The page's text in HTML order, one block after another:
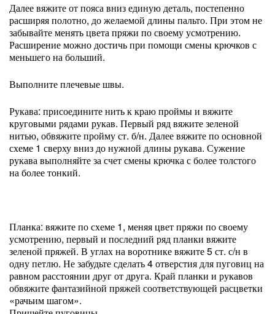
Далее вяжите от пояса вниз единую деталь, постепенно
расширяя полотно, до желаемой длины пальто. При этом не
забывайте менять цвета пряжи по своему усмотрению.
Расширение можно достичь при помощи смены крючков с
меньшего на больший.
Выполните плечевые швы.
Рукава: присоедините нить к краю проймы и вяжите
круговыми рядами рукав. Первый ряд вяжите зеленой
нитью, обвяжите пройму ст. б/н. Далее вяжите по основной
схеме 1 сверху вниз до нужной длины рукава. Сужение
рукава выполняйте за счет смены крючка с более толстого
на более тонкий.
Планка: вяжите по схеме 1, меняя цвет пряжи по своему
усмотрению, первый и последний ряд планки вяжите
зеленой пряжей. В углах на воротнике вяжите 5 ст. с/н в
одну петлю. Не забудьте сделать 4 отверстия для пуговиц на
равном расстоянии друг от друга. Край планки и рукавов
обвяжите фантазийной пряжей соответствующей расцветки
«рачьим шагом».